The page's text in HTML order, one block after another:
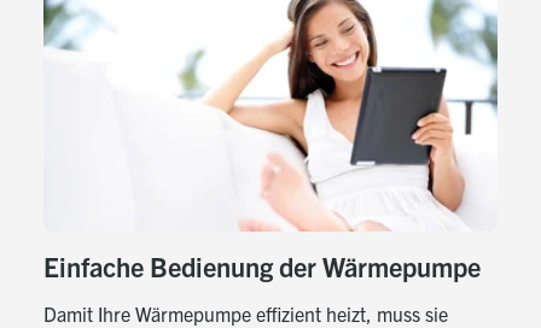
Einfache Bedienung der Wärmepumpe
Damit Ihre Wärmepumpe effizient heizt, muss sie